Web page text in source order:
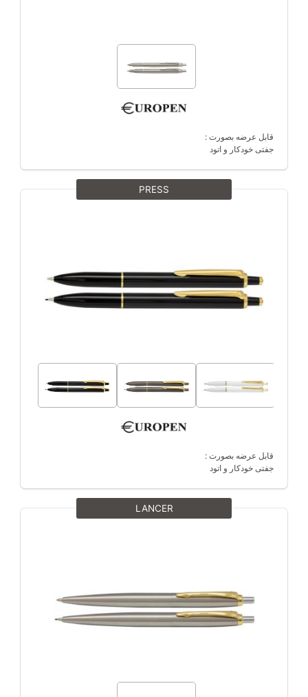
قابل عرضه بصورت :
جفتی خودکار و اتود
PRESS
قابل عرضه بصورت :
جفتی خودکار و اتود
LANCER